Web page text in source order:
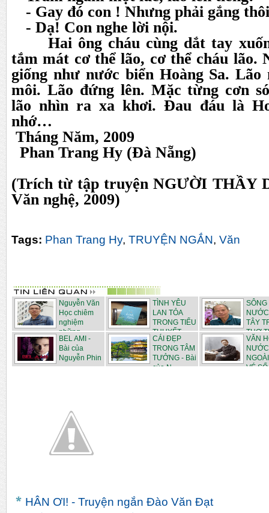
- Gay đó con ! Nhưng phải gắng
- Dạ! Con nghe lời nội.
Hai ông cháu cùng dắt tay
tắm mát cơ thể lão, cơ thể cháu lão.
giống như nước biển Hoàng Sa. Lão
môi. Lão đứng lên. Mặc từng cơn
lão nhìn ra xa khơi. Đau đáu là
nhớ…
Tháng Năm, 2009
Phan Trang Hy (Đà Nẵng)
(Trích từ tập truyện NGƯỜI THẦY
Văn nghệ, 2009)
Tags: Phan Trang Hy, TRUYỆN NGẮN, Văn
Nguyễn Văn
Học chiêm
nghiệm
những ...
TÌNH YÊU
LAN TỎA
TRONG TIỂU
THUYẾT ...
SÔNG
TÂY
THƠ
N...
BEL AMI -
Bài của
Nguyễn Phin
CÁI ĐẸP
TRONG TÂM
TƯỞNG - Bài
của N...
VĂN
NƯỚC
VÉ SỐ
HÂN ƠI! - Truyện ngắn Đào Văn Đạt